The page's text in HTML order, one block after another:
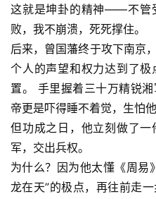
这就是坤卦的精神——不管
败，我不崩溃，死死撑住。
后来，曾国藩终于攻下南京
个人的声望和权力达到了
置。 手里握着三十万精锐
帝更是吓得睡不着觉，生怕他
但功成之日，他立刻做了
军，交出兵权。
为什么？因为他太懂《周易
龙在天”的极点，再往前走